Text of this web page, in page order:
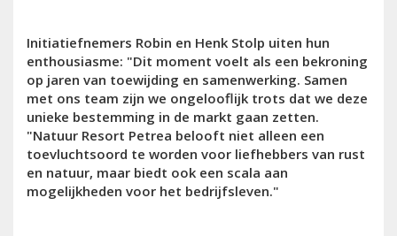
Initiatiefnemers Robin en Henk Stolp uiten hun
enthousiasme: "Dit moment voelt als een bekroning
op jaren van toewijding en samenwerking. Samen
met ons team zijn we ongelooflijk trots dat we deze
unieke bestemming in de markt gaan zetten.
"Natuur Resort Petrea belooft niet alleen een
toevluchtsoord te worden voor liefhebbers van rust
en natuur, maar biedt ook een scala aan
mogelijkheden voor het bedrijfsleven."